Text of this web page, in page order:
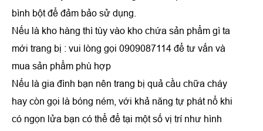
bình bột để đảm bảo sử dụng.
Nếu là kho hàng thì tùy vào kho chứa sản phẩm gì ta
mới trang bị : vui lòng gọi 0909087114 để tư vấn và
mua sản phẩm phù hợp
Nếu là gia đình bạn nên trang bị quả cầu chữa cháy
hay còn gọi là bóng ném, với khả năng tự phát nổ khi
có ngọn lửa bạn có thể để tại một số vị trí như hình